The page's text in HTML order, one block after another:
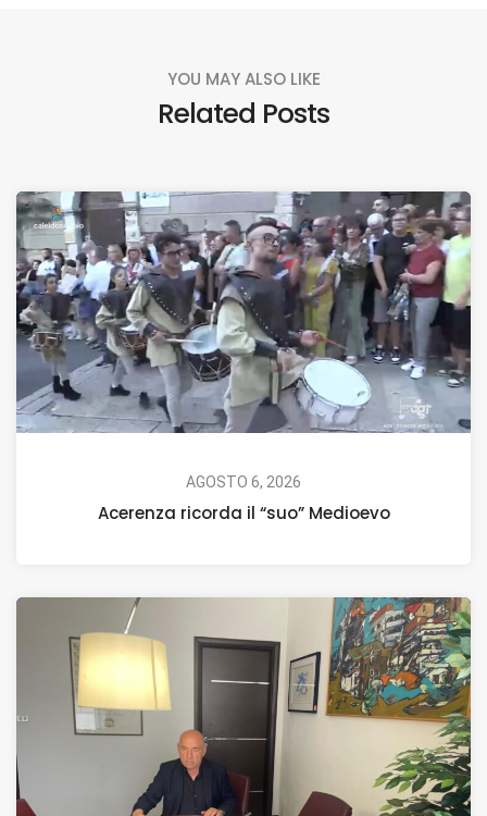
YOU MAY ALSO LIKE
Related Posts
AGOSTO 6, 2026
Acerenza ricorda il “suo” Medioevo